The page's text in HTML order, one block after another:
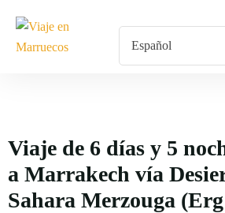
Viaje de 6 días y 5
a Marrakech vía
Sahara Merzouga